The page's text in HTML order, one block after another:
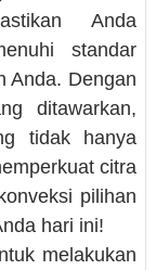
Anda
standar
Anda. Dengan
ditawarkan,
tidak hanya
citra
pilihan
hari ini!
melakukan